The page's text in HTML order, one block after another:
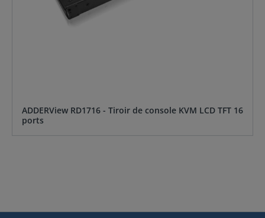
ADDERView RD1716 - Tiroir de console KVM LCD TFT 16
ports